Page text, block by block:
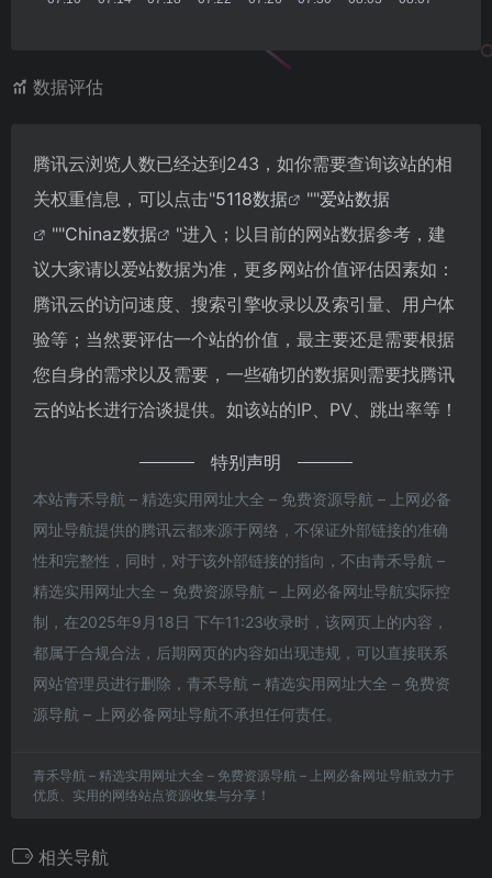
数据评估
腾讯云浏览人数已经达到243，如你需要查询该站的相
关权重信息，可以点击"5118数据 ""爱站数据
""Chinaz数据
"进入；以目前的网站数据参考，建
议大家请以爱站数据为准，更多网站价值评估因素如：
腾讯云的访问速度、搜索引擎收录以及索引量、用户体
验等；当然要评估一个站的价值，最主要还是需要根据
您自身的需求以及需要，一些确切的数据则需要找腾讯
云的站长进行洽谈提供。如该站的IP、PV、跳出率等！
特别声明
本站青禾导航 – 精选实用网址大全 – 免费资源导航 – 上网必备
网址导航提供的腾讯云都来源于网络，不保证外部链接的准确
性和完整性，同时，对于该外部链接的指向，不由青禾导航 –
精选实用网址大全 – 免费资源导航 – 上网必备网址导航实际控
制，在2025年9月18日 下午11:23收录时，该网页上的内容，
都属于合规合法，后期网页的内容如出现违规，可以直接联系
网站管理员进行删除，青禾导航 – 精选实用网址大全 – 免费资
源导航 – 上网必备网址导航不承担任何责任。
青禾导航 – 精选实用网址大全 – 免费资源导航 – 上网必备网址导航致力于
优质、实用的网络站点资源收集与分享！
相关导航